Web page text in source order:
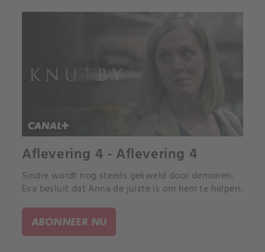
Aflevering 4 - Aflevering 4
Sindre wordt nog steeds gekweld door demonen.
Eva besluit dat Anna de juiste is om hem te helpen.
ABONNEER NU